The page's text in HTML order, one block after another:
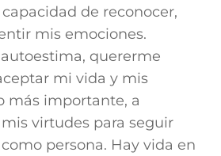
de reconocer,
mis emociones.
quererme
mi vida y mis
más importante, a
virtudes para seguir
persona. Hay vida en